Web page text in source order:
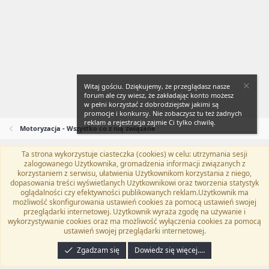
Motoryzacja - Wszystko co z nią związane
Flat Awesome + (Parent DO NOT EDIT)
Polski (PL)
Kontakt
Regulamin Polityka prywatności Pomoc
TwitterKontakt
RSS
Community platform by XenForo® © 2010-2024 XenForo Ltd.
programyzadarmo.net.pl . | Xenforo Add-ons
Email Check by MPM.PM
Witaj gościu. Dziękujemy, że przeglądasz nasze
forum ale czy wiesz, że zakładając konto możesz
w pełni korzystać z dobrodziejstw jakimi są
promocje i konkursy. Nie zobaczysz tu też żadnych
reklam a rejestracja zajmie Ci tylko chwilę.
Ta strona wykorzystuje ciasteczka (cookies) w celu: utrzymania sesji
zalogowanego Użytkownika, gromadzenia informacji związanych z
korzystaniem z serwisu, ułatwienia Użytkownikom korzystania z niego,
dopasowania treści wyświetlanych Użytkownikowi oraz tworzenia statystyk
oglądalności czy efektywności publikowanych reklam.Użytkownik ma
możliwość skonfigurowania ustawień cookies za pomocą ustawień swojej
przeglądarki internetowej. Użytkownik wyraża zgodę na używanie i
wykorzystywanie cookies oraz ma możliwość wyłączenia cookies za pomocą
ustawień swojej przeglądarki internetowej.
Zgadzam się
Dowiedz się więcej.…